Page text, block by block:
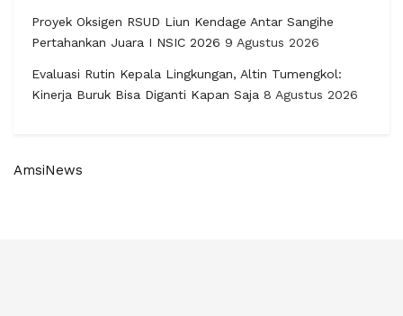
Proyek Oksigen RSUD Liun Kendage Antar Sangihe
Pertahankan Juara I NSIC 2026 9 Agustus 2026
Evaluasi Rutin Kepala Lingkungan, Altin Tumengkol:
Kinerja Buruk Bisa Diganti Kapan Saja 8 Agustus 2026
AmsiNews